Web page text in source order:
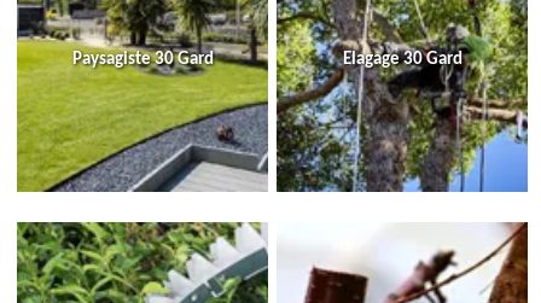
Paysagiste 30 Gard Elagage 30 Gard